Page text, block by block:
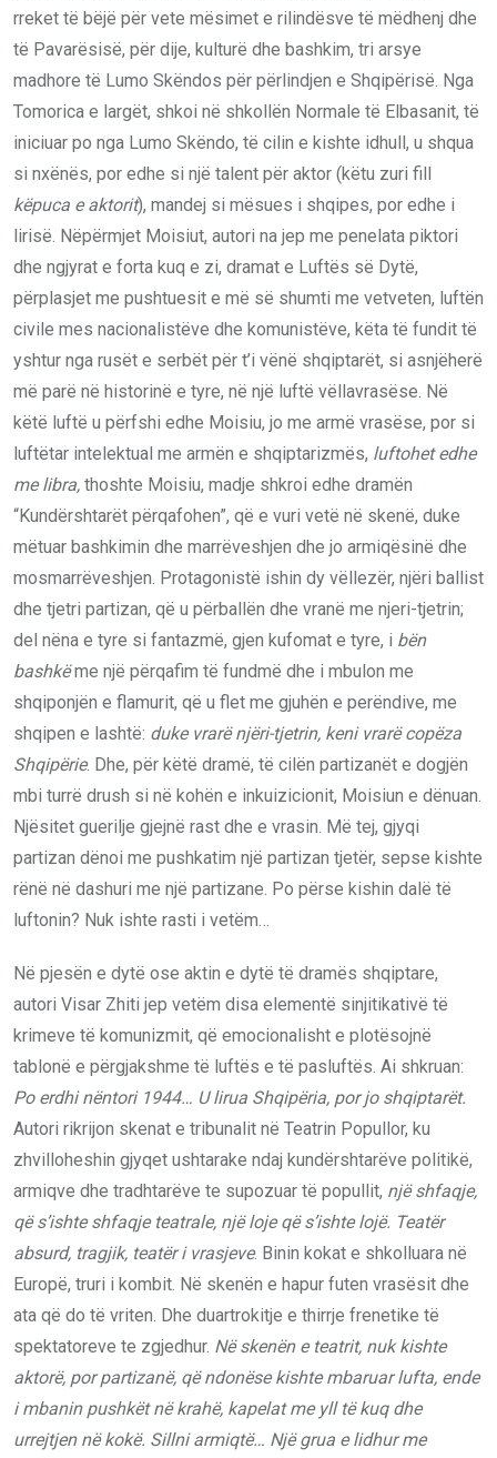
rreket të bëjë për vete mësimet e rilindësve të mëdhenj dhe
të Pavarësisë, për dije, kulturë dhe bashkim, tri arsye
madhore të Lumo Skëndos për përlindjen e Shqipërisë. Nga
Tomorica e largët, shkoi në shkollën Normale të Elbasanit, të
iniciuar po nga Lumo Skëndo, të cilin e kishte idhull, u shqua
si nxënës, por edhe si një talent për aktor (këtu zuri fill
këpuca e aktorit), mandej si mësues i shqipes, por edhe i
lirisë. Nëpërmjet Moisiut, autori na jep me penelata piktori
dhe ngjyrat e forta kuq e zi, dramat e Luftës së Dytë,
përplasjet me pushtuesit e më së shumti me vetveten, luftën
civile mes nacionalistëve dhe komunistëve, këta të fundit të
yshtur nga rusët e serbët për t’i vënë shqiptarët, si asnjëherë
më parë në historinë e tyre, në një luftë vëllavrasëse. Në
këtë luftë u përfshi edhe Moisiu, jo me armë vrasëse, por si
luftëtar intelektual me armën e shqiptarizmës, luftohet edhe
me libra, thoshte Moisiu, madje shkroi edhe dramën
“Kundërshtarët përqafohen”, që e vuri vetë në skenë, duke
mëtuar bashkimin dhe marrëveshjen dhe jo armiqësinë dhe
mosmarrëveshjen. Protagonistë ishin dy vëllezër, njëri ballist
dhe tjetri partizan, që u përballën dhe vranë me njeri-tjetrin;
del nëna e tyre si fantazmë, gjen kufomat e tyre, i bën
bashkëme një përqafim të fundmë dhe i mbulon me
shqiponjën e flamurit, që u flet me gjuhën e perëndive, me
shqipen e lashtë: duke vrarë njëri-tjetrin, keni vrarë copëza
Shqipërie. Dhe, për këtë dramë, të cilën partizanët e dogjën
mbi turrë drush si në kohën e inkuizicionit, Moisiun e dënuan.
Njësitet guerilje gjejnë rast dhe e vrasin. Më tej, gjyqi
partizan dënoi me pushkatim një partizan tjetër, sepse kishte
rënë në dashuri me një partizane. Po përse kishin dalë të
luftonin? Nuk ishte rasti i vetëm…
Në pjesën e dytë ose aktin e dytë të dramës shqiptare,
autori Visar Zhiti jep vetëm disa elementë sinjitikativë të
krimeve të komunizmit, që emocionalisht e plotësojnë
tablonë e përgjakshme të luftës e të pasluftës. Ai shkruan:
Po erdhi nëntori 1944… U lirua Shqipëria, por jo shqiptarët.
Autori rikrijon skenat e tribunalit në Teatrin Popullor, ku
zhvilloheshin gjyqet ushtarake ndaj kundërshtarëve politikë,
armiqve dhe tradhtarëve te supozuar të popullit, një shfaqje,
që s’ishte shfaqje teatrale, një loje që s’ishte lojë. Teatër
absurd, tragjik, teatër i vrasjeve. Binin kokat e shkolluara në
Europë, truri i kombit. Në skenën e hapur futen vrasësit dhe
ata që do të vriten. Dhe duartrokitje e thirrje frenetike të
spektatoreve te zgjedhur. Në skenën e teatrit, nuk kishte
aktorë, por partizanë, që ndonëse kishte mbaruar lufta, ende
i mbanin pushkët në krahë, kapelat me yll të kuq dhe
urrejtjen në kokë. Sillni armiqtë… Një grua e lidhur me